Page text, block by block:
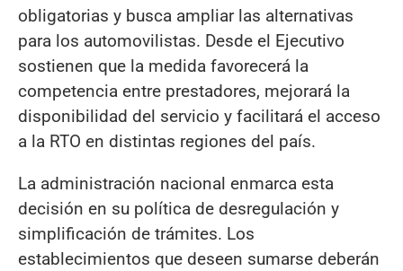
obligatorias y busca ampliar las alternativas
para los automovilistas. Desde el Ejecutivo
sostienen que la medida favorecerá la
competencia entre prestadores, mejorará la
disponibilidad del servicio y facilitará el acceso
a la RTO en distintas regiones del país.
La administración nacional enmarca esta
decisión en su política de desregulación y
simplificación de trámites. Los
establecimientos que deseen sumarse deberán